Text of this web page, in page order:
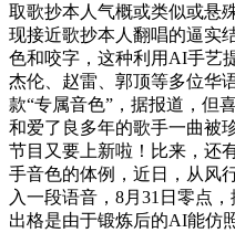
取歌抄本人气概或类似或悬
现接近歌抄本人翻唱的逼实
色和咬字，这种利用AI手艺
杰伦、赵雷、郭顶等多位华
款“专属音色”，据报道，但
和爱了良多年的歌手一曲被
节目又要上新啦！比来，还
手音色的体例，近日，从风
入一段语音，8月31日零点
出格是由于锻炼后的AI能仿